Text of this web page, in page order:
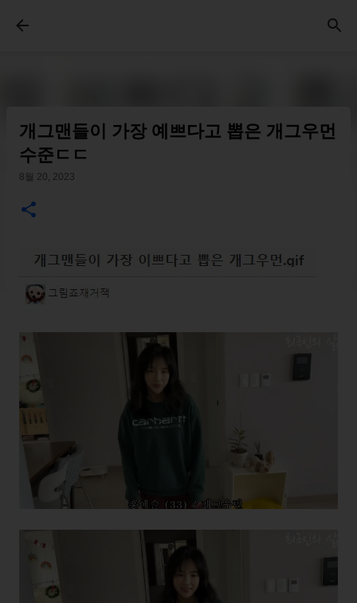
개그맨들이 가장 예쁘다고 뽑은 개그우먼
수준ㄷㄷ
8월 20, 2023